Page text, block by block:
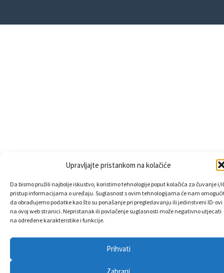
Upravljajte pristankom na kolačiće
Da bismo pružili najbolje iskustvo, koristimo tehnologije poput kolačića za čuvanje i/
pristup informacijama o uređaju. Suglasnost s ovim tehnologijama će nam
da obrađujemo podatke kao što su ponašanje pri pregledavanju ili jedinstveni ID-ovi
na ovoj web stranici. Nepristanak ili povlačenje suglasnosti može negativno utjecati
na određene karakteristike i funkcije.
Prihvati
Zabrani